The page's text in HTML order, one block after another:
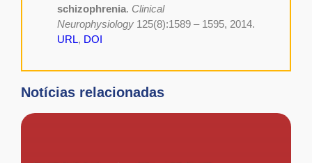
schizophrenia. Clinical
Neurophysiology 125(8):1589 – 1595, 2014.
URL, DOI
Notícias relacionadas